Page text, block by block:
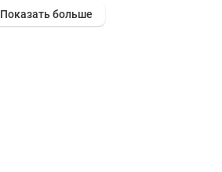
Показать больше